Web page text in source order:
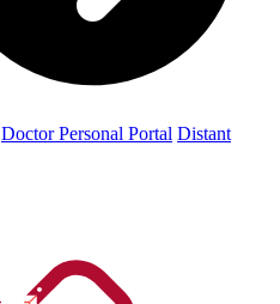
Doctor Personal Portal Distant